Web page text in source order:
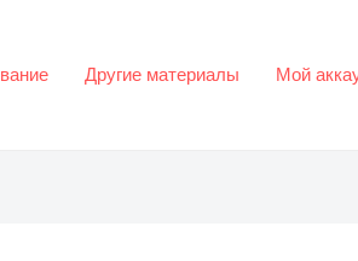
Другие материалы Мой